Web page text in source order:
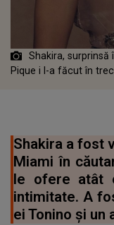
Shakira,
Pique i l-a făcut în
Shakira a fost
Miami în
le ofere atât
intimitate. A
ei Tonino și un